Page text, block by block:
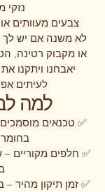
נזקי
צבעים מעוותים
לא משנה אם יש לך
או מקבוק רטינה,
יאבחנו ויתקנו
לעיתים
?למה
✅ טכנאים
✅ חלפים מקוריים –